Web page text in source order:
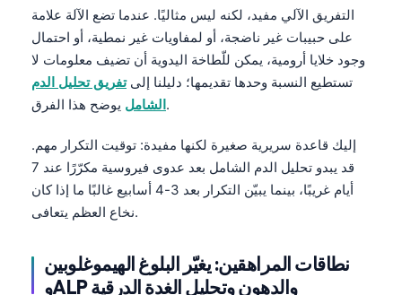
التفريق الآلي مفيد، لكنه ليس مثاليًا. عندما تضع الآلة علامة
على حبيبات غير ناضجة، أو لمفاويات غير نمطية، أو احتمال
وجود خلايا أرومية، يمكن للّطاخة اليدوية أن تضيف معلومات لا
تستطيع النسبة وحدها تقديمها؛ دليلنا إلىتفريق تحليل الدم
الشامليوضح هذا الفرق.
إليك قاعدة سريرية صغيرة لكنها مفيدة: توقيت التكرار مهم.
قد يبدو تحليل الدم الشامل
بعد عدوى فيروسية مكرّرًا عند 7
أيام غريبًا، بينما يبيّن التكرار بعد 3-4 أسابيع غالبًا ما إذا كان
نخاع العظم يتعافى.
نطاقات المراهقين: يغيّر البلوغ الهيموغلوبين
وALP والدهون وتحليل الغدة الدرقية